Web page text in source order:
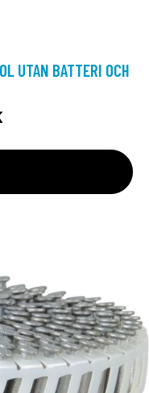
UTAN BATTERI OCH